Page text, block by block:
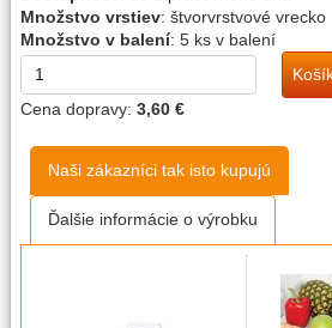
Množstvo vrstiev: štvorvrstvové vrecko
Množstvo v balení: 5 ks v balení
Cena dopravy: 3,60 €
Naši zákazníci tak isto kupujú
Ďalšie informácie o výrobku